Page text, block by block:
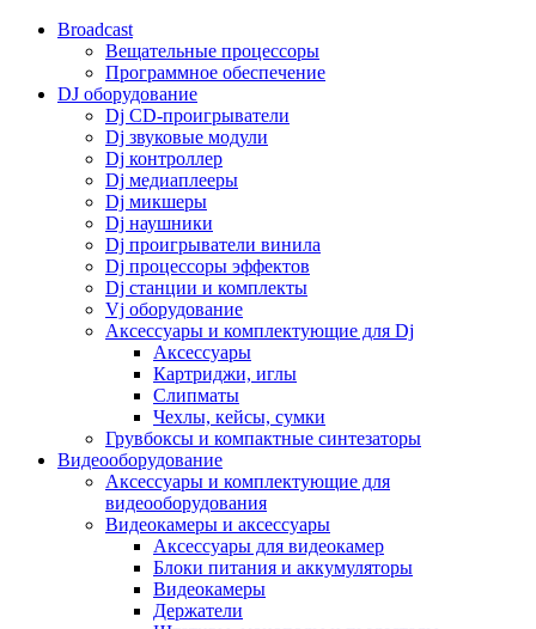
Broadcast
Вещательные процессоры
Программное обеспечение
DJ оборудование
Dj CD-проигрыватели
Dj звуковые модули
Dj контроллер
Dj медиаплееры
Dj микшеры
Dj наушники
Dj проигрыватели винила
Dj процессоры эффектов
Dj станции и комплекты
Vj оборудование
Аксессуары и комплектующие для Dj
Аксессуары
Картриджи, иглы
Слипматы
Чехлы, кейсы, сумки
Грувбоксы и компактные синтезаторы
Видеооборудование
Аксессуары и комплектующие для
видеооборудования
Видеокамеры и аксессуары
Аксессуары для видеокамер
Блоки питания и аккумуляторы
Видеокамеры
Держатели